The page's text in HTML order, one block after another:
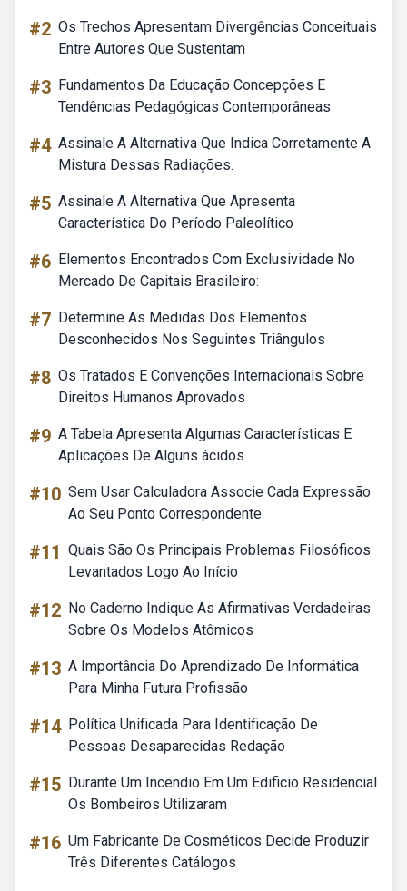
#2 Os Trechos Apresentam Divergências Conceituais
Entre Autores Que Sustentam
#3 Fundamentos Da Educação Concepções E
Tendências Pedagógicas Contemporâneas
#4 Assinale A Alternativa Que Indica Corretamente A
Mistura Dessas Radiações.
#5 Assinale A Alternativa Que Apresenta
Característica Do Período Paleolítico
#6 Elementos Encontrados Com Exclusividade No
Mercado De Capitais Brasileiro:
#7 Determine As Medidas Dos Elementos
Desconhecidos Nos Seguintes Triângulos
#8 Os Tratados E Convenções Internacionais Sobre
Direitos Humanos Aprovados
#9 A Tabela Apresenta Algumas Características E
Aplicações De Alguns ácidos
#10 Sem Usar Calculadora Associe Cada Expressão
Ao Seu Ponto Correspondente
#11 Quais São Os Principais Problemas Filosóficos
Levantados Logo Ao Início
#12 No Caderno Indique As Afirmativas Verdadeiras
Sobre Os Modelos Atômicos
#13 A Importância Do Aprendizado De Informática
Para Minha Futura Profissão
#14 Política Unificada Para Identificação De
Pessoas Desaparecidas Redação
#15 Durante Um Incendio Em Um Edificio Residencial
Os Bombeiros Utilizaram
#16 Um Fabricante De Cosméticos Decide Produzir
Três Diferentes Catálogos